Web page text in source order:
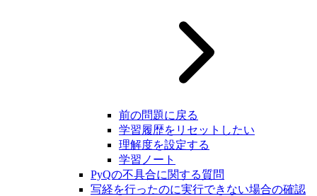
前の問題に戻る
学習履歴をリセットしたい
理解度を設定する
学習ノート
PyQの不具合に関する質問
写経を行ったのに実行できない場合の確認